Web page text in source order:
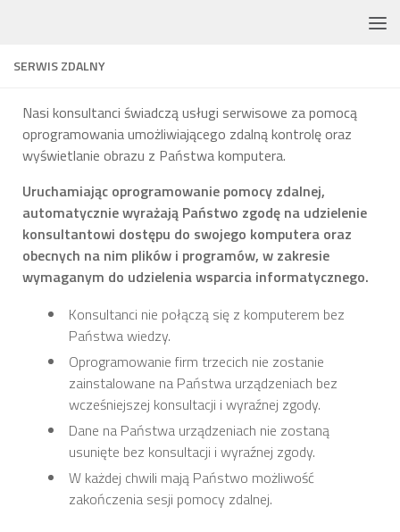
SERWIS ZDALNY
Nasi konsultanci świadczą usługi serwisowe za pomocą
oprogramowania umożliwiającego zdalną kontrolę oraz
wyświetlanie obrazu z Państwa komputera.
Uruchamiając oprogramowanie pomocy zdalnej,
automatycznie wyrażają Państwo zgodę na udzielenie
konsultantowi dostępu do swojego komputera oraz
obecnych na nim plików i programów, w zakresie
wymaganym do udzielenia wsparcia informatycznego.
Konsultanci nie połączą się z komputerem bez
Państwa wiedzy.
Oprogramowanie firm trzecich nie zostanie
zainstalowane na Państwa urządzeniach bez
wcześniejszej konsultacji i wyraźnej zgody.
Dane na Państwa urządzeniach nie zostaną
usunięte bez konsultacji i wyraźnej zgody.
W każdej chwili mają Państwo możliwość
zakończenia sesji pomocy zdalnej.